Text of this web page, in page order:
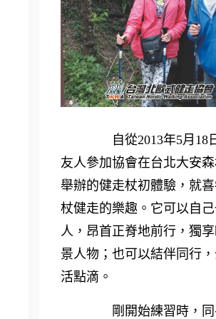
自從2013年5月18
友人參加協會在台北大安
舉辦的健走杖初體驗，就
杖健走的樂趣。它可以自
人，昂首正脊地前行，獨
景人物；也可以結伴同行
活點滴。
剛開始練習時，同